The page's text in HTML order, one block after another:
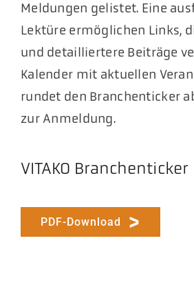
Meldungen gelistet. Eine
Lektüre ermöglichen Links,
und detailliertere Beiträge
Kalender mit aktuellen
rundet den Branchenticker
zur Anmeldung.
VITAKO
PDF-Download